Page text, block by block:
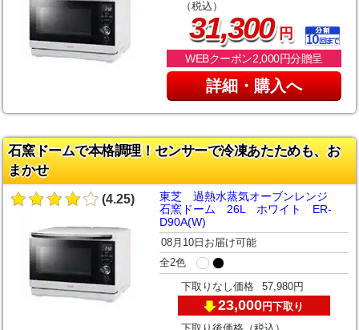
（税込）
31,300円
WEBクーポン2,000円分贈呈
詳細・購入へ
石窯ドームで本格調理！センサーで冷凍あたためも、お
まかせ
(4.25)
東芝 過熱水蒸気オーブンレンジ
石窯ドーム 26L ホワイト ER-
D90A(W)
08月10日お届け可能
全2色
下取りなし価格 57,980円
23,000円下取り